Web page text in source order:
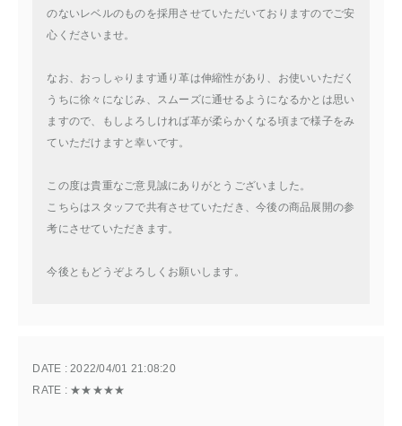
のないレベルのものを採用させていただいておりますのでご安
心くださいませ。
なお、おっしゃります通り革は伸縮性があり、お使いいただく
うちに徐々になじみ、スムーズに通せるようになるかとは思い
ますので、もしよろしければ革が柔らかくなる頃まで様子をみ
ていただけますと幸いです。
この度は貴重なご意見誠にありがとうございました。
こちらはスタッフで共有させていただき、今後の商品展開の参
考にさせていただきます。
今後ともどうぞよろしくお願いします。
DATE : 2022/04/01 21:08:20
RATE : ★★★★★